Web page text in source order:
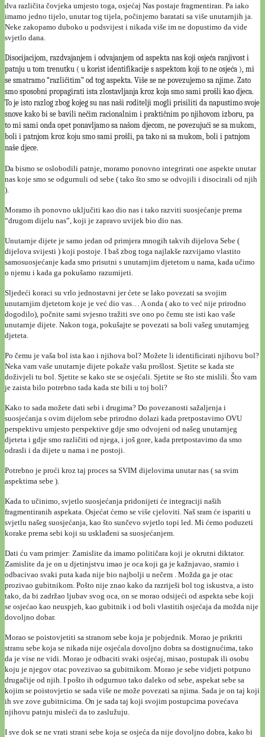
dva različita čovjeka umjesto toga, osjećaj Nas postaje fragmentiran. Pa iako
imamo jedno tijelo, unutar tog tijela, počinjemo baratati sa više unutarnjih ja.
Neke zakopamo duboko u podsvijest i nikada više im ne dopustimo da vide
svjetlo dana.
Disocijacijom, razdvajanjem i odvajanjem od aspekta nas koji osjeća ranjivost i
patnju u tom trenutku ( u korist identifikacije s aspektom koji to ne osjeća ), mi
se smatramo “različitim” od tog aspekta. Više se ne povezujemo sa njime. Zato
smo sposobni propagirati ista zlostavljanja kroz koja smo sami prošli kao djeca.
To je isto razlog zbog kojeg su nas naši roditelji mogli prisiliti da napustimo svoje
snove kako bi se bavili nečim racionalnim i praktičnim po njihovom izboru, pa
to mi sami onda opet ponavljamo sa našom djecom, ne povezujući se sa mukom,
boli i patnjom kroz koju smo sami prošli, pa tako ni sa mukom, boli i patnjom
naše djece.
Da bismo se oslobodili patnje, moramo ponovno integrirati one aspekte unutar
nas koje smo se odgurnuli od sebe ( tako što smo se odvojili i disocirali od njih
).
Moramo ih ponovno uključiti kao dio nas i tako razviti suosjećanje prema
“drugom dijelu nas”, koji je zapravo uvijek bio dio nas.
Unutarnje dijete je samo jedan od primjera mnogih takvih dijelova Sebe (
dijelova svijesti ) koji postoje. I baš zbog toga najlakše razvijamo vlastito
samosuosjećanje kada smo prisutni s unutarnjim djetetom u nama, kada učimo
o njemu i kada ga pokušamo razumijeti.
Sljedeći koraci su vrlo jednostavni jer ćete se lako povezati sa svojim
unutarnjim djetetom koje je već dio vas… A onda ( ako to već nije prirodno
dogodilo), počnite sami svjesno tražiti sve ono po čemu ste isti kao vaše
unutarnje dijete. Nakon toga, pokušajte se povezati sa boli vašeg unutarnjeg
djeteta.
Po čemu je vaša bol ista kao i njihova bol? Možete li identificirati njihovu bol?
Neka vam vaše unutarnje dijete pokaže vašu prošlost. Sjetite se kada ste
doživjeli tu bol. Sjetite se kako ste se osjećali. Sjetite se što ste mislili. Što vam
je zaista bilo potrebno tada kada ste bili u toj boli?
Kako to sada možete dati sebi i drugima? Do povezanosti sažaljenja i
suosjećanja s ovim dijelom sebe prirodno dolazi kada pretpostavimo OVU
perspektivu umjesto perspektive gdje smo odvojeni od našeg unutarnjeg
djeteta i gdje smo različiti od njega, i još gore, kada pretpostavimo da smo
odrasli i da dijete u nama i ne postoji.
Potrebno je proći kroz taj proces sa SVIM dijelovima unutar nas ( sa svim
aspektima sebe ).
Kada to učinimo, svjetlo suosjećanja pridonijeti će integraciji naših
fragmentiranih aspekata. Osjećat ćemo se više cjeloviti. Naš sram će ispariti u
svjetlu našeg suosjećanja, kao što sunčevo svjetlo topi led. Mi ćemo poduzeti
korake prema sebi koji su usklađeni sa suosjećanjem.
Dati ću vam primjer: Zamislite da imamo političara koji je okrutni diktator.
Zamislite da je on u djetinjstvu imao je oca koji ga je kažnjavao, sramio i
odbacivao svaki puta kada nije bio najbolji u nečem . Možda ga je otac
prozivao gubitnikom. Pošto nije znao kako da razriješi bol tog iskustva, a isto
tako, da bi zadržao ljubav svog oca, on se morao odsijeći od aspekta sebe koji
se osjećao kao neuspjeh, kao gubitnik i od boli vlastitih osjećaja da možda nije
dovoljno dobar.
Morao se poistovjetiti sa stranom sebe koja je pobjednik. Morao je prikriti
stranu sebe koja se nikada nije osjećala dovoljno dobra sa dostignućima, tako
da je vise ne vidi. Morao je odbaciti svaki osjećaj, misao, postupak ili osobu
koju je njegov otac povezivao sa gubitnikom. Morao je sebe vidjeti potpuno
drugačije od njih. I pošto ih odgurnuo tako daleko od sebe, aspekat sebe sa
kojim se poistovjetio se sada više ne može povezati sa njima. Sada je on taj koji
ih sve zove gubitnicima. On je sada taj koji svojim postupcima povećava
njihovu patnju misleći da to zaslužuju.
I sve dok se ne vrati strani sebe koja se osjeća da nije dovoljno dobra, kako bi